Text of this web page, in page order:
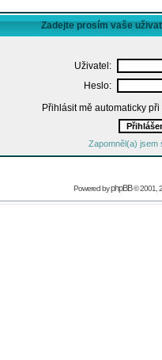
Zadejte prosím vaše
Uživatel:
Heslo:
Přihlásit mě automaticky
Zapomněl(a) jsem
Powered byphpBB© 2001,